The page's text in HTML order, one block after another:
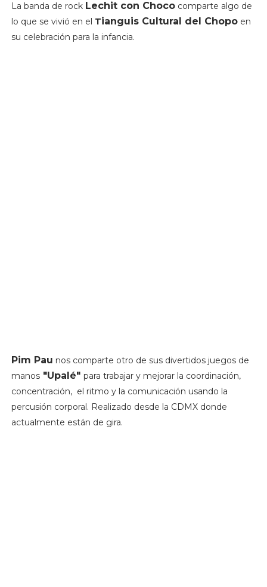
La banda de rock Lechit con Chococomparte algo de
lo que se vivió en el Tianguis Cultural del Chopoen
su celebración para la infancia.
Pim Pau nos comparte otro de sus divertidos juegos de
manos"Upalé" para trabajar y mejorar la coordinación,
concentración, el ritmo y la comunicación usando la
percusión corporal. Realizado desde la CDMX donde
actualmente están de gira.